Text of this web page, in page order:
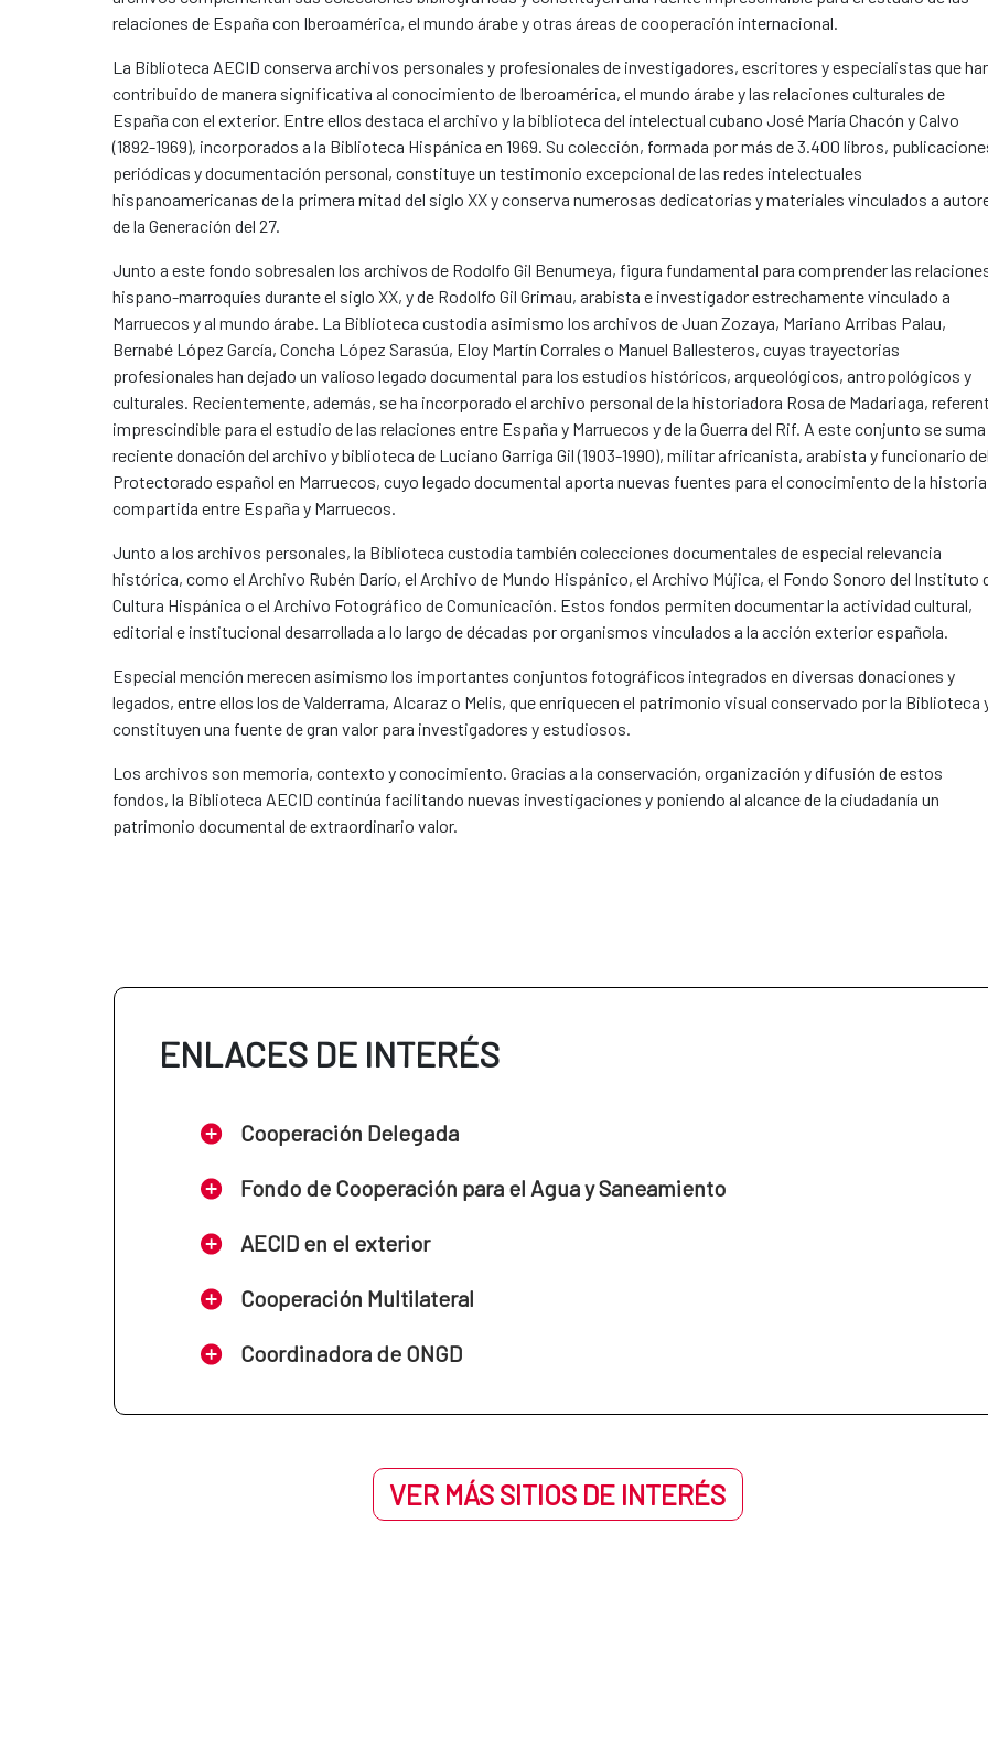
relaciones de España con Iberoamérica, el mundo árabe y otras áreas de cooperación internacional.
La Biblioteca AECID conserva archivos personales y profesionales de investigadores, escritores y especialistas que
contribuido de manera significativa al conocimiento de Iberoamérica, el mundo árabe y las relaciones culturales de
España con el exterior. Entre ellos destaca el archivo y la biblioteca del intelectual cubano José María Chacón y Calvo
(1892-1969), incorporados a la Biblioteca Hispánica en 1969. Su colección, formada por más de 3.400 libros,
periódicas y documentación personal, constituye un testimonio excepcional de las redes intelectuales
hispanoamericanas de la primera mitad del siglo XX y conserva numerosas dedicatorias y materiales vinculados a
de la Generación del 27.
Junto a este fondo sobresalen los archivos de Rodolfo Gil Benumeya, figura fundamental para comprender las
hispano-marroquíes durante el siglo XX, y de Rodolfo Gil Grimau, arabista e investigador estrechamente vinculado a
Marruecos y al mundo árabe. La Biblioteca custodia asimismo los archivos de Juan Zozaya, Mariano Arribas Palau,
Bernabé López García, Concha López Sarasúa, Eloy Martín Corrales o Manuel Ballesteros, cuyas trayectorias
profesionales han dejado un valioso legado documental para los estudios históricos, arqueológicos, antropológicos y
culturales. Recientemente, además, se ha incorporado el archivo personal de la historiadora Rosa de Madariaga,
imprescindible para el estudio de las relaciones entre España y Marruecos y de la Guerra del Rif. A este conjunto se suma
reciente donación del archivo y biblioteca de Luciano Garriga Gil (1903-1990), militar africanista, arabista y funcionario del
Protectorado español en Marruecos, cuyo legado documental aporta nuevas fuentes para el conocimiento de la historia
compartida entre España y Marruecos.
Junto a los archivos personales, la Biblioteca custodia también colecciones documentales de especial relevancia
histórica, como el Archivo Rubén Darío, el Archivo de Mundo Hispánico, el Archivo Mújica, el Fondo Sonoro del Instituto
Cultura Hispánica o el Archivo Fotográfico de Comunicación. Estos fondos permiten documentar la actividad cultural,
editorial e institucional desarrollada a lo largo de décadas por organismos vinculados a la acción exterior española.
Especial mención merecen asimismo los importantes conjuntos fotográficos integrados en diversas donaciones y
legados, entre ellos los de Valderrama, Alcaraz o Melis, que enriquecen el patrimonio visual conservado por la Biblioteca
constituyen una fuente de gran valor para investigadores y estudiosos.
Los archivos son memoria, contexto y conocimiento. Gracias a la conservación, organización y difusión de estos
fondos, la Biblioteca AECID continúa facilitando nuevas investigaciones y poniendo al alcance de la ciudadanía un
patrimonio documental de extraordinario valor.
ENLACES DE INTERÉS
Cooperación Delegada
Fondo de Cooperación para el Agua y Saneamiento
AECID en el exterior
Cooperación Multilateral
Coordinadora de ONGD
VER MÁS SITIOS DE INTERÉS